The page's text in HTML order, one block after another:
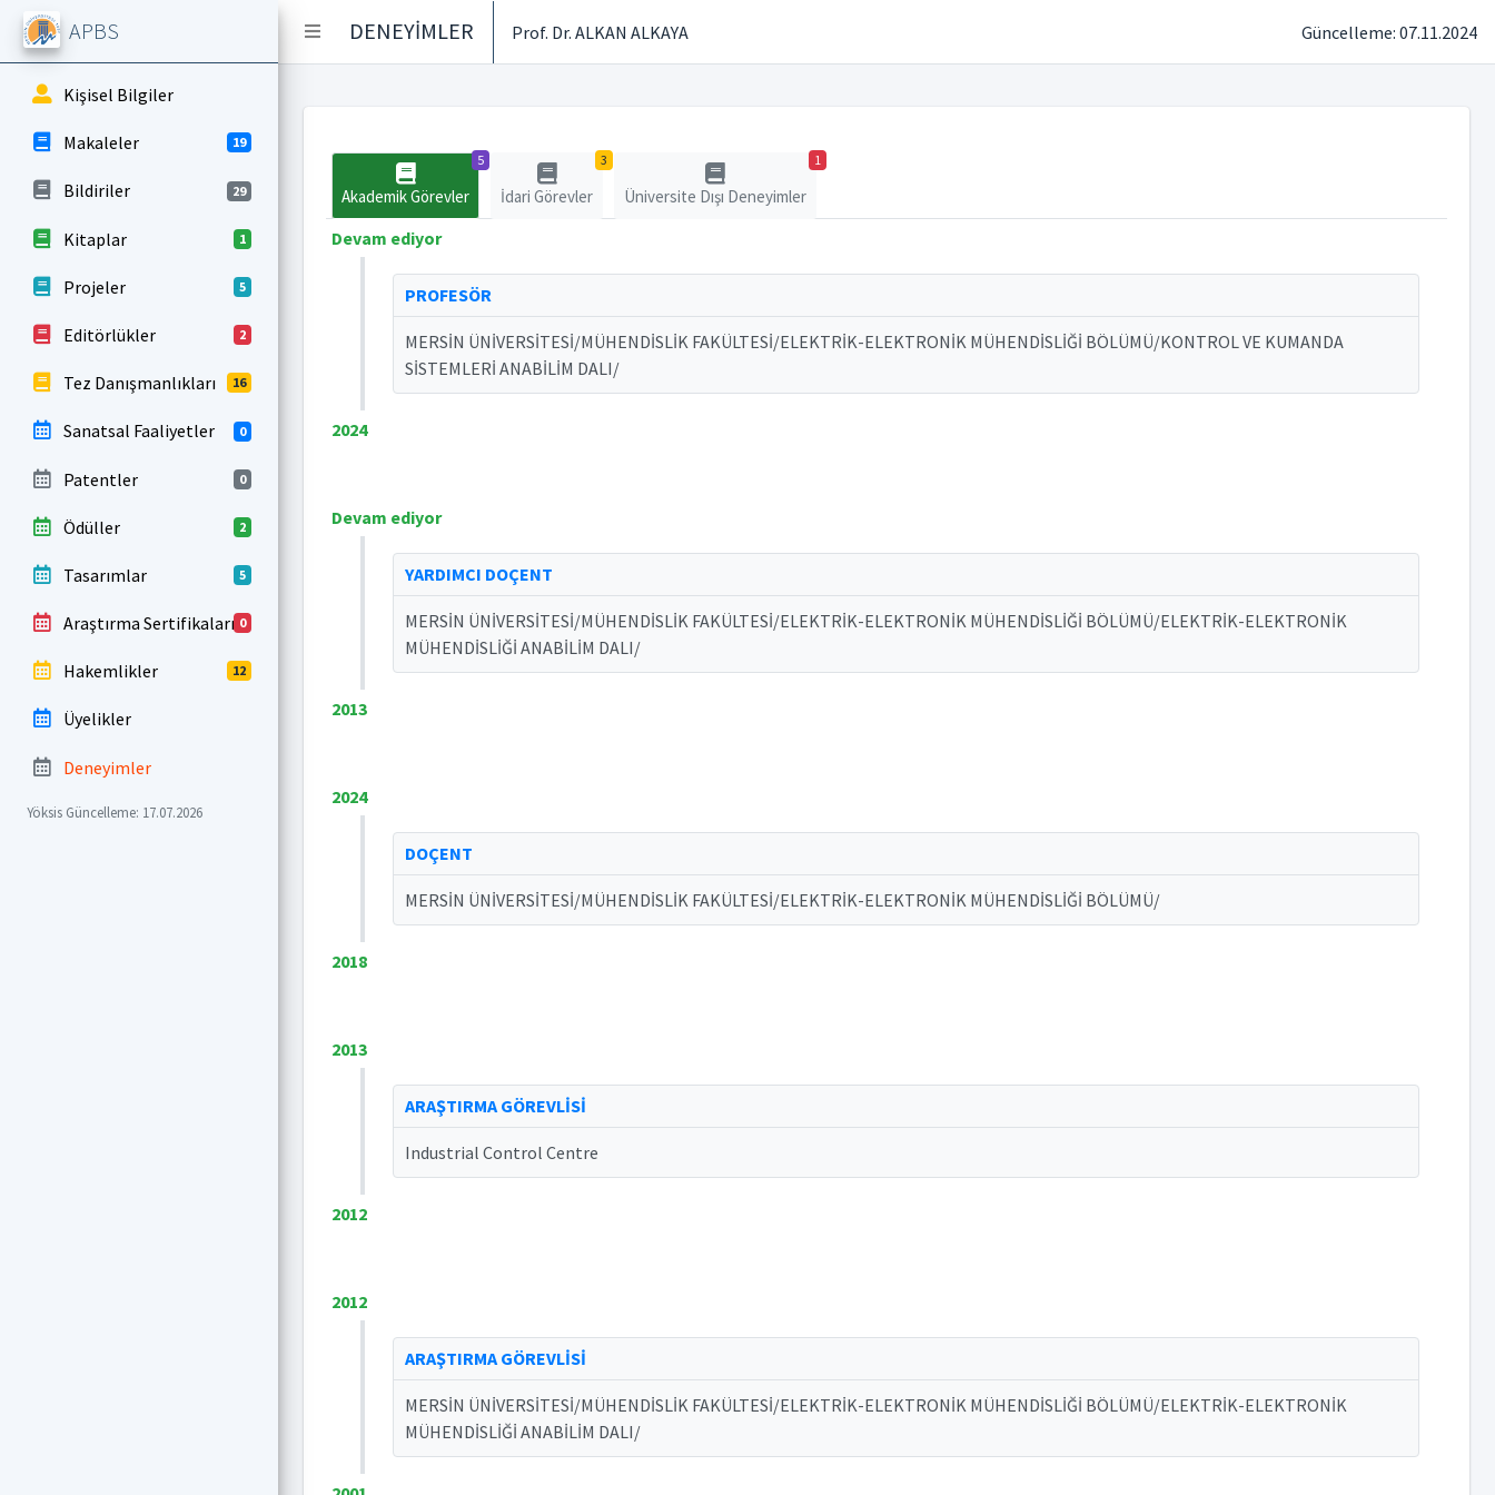
DENEYİMLER Prof. Dr. ALKAN ALKAYA Güncelleme: 07.11.2024
APBS
Kişisel Bilgiler
Makaleler 19
Bildiriler 29
Kitaplar 1
Projeler 5
Editörlükler 2
Tez Danışmanlıkları 16
Sanatsal Faaliyetler 0
Patentler 0
Ödüller 2
Tasarımlar 5
Araştırma Sertifikaları 0
Hakemlikler 12
Üyelikler
Deneyimler
Yöksis Güncelleme: 17.07.2026
5
Akademik Görevler
3
İdari Görevler
1
Üniversite Dışı Deneyimler
Devam ediyor
PROFESÖR
MERSİN ÜNİVERSİTESİ/MÜHENDİSLİK FAKÜLTESİ/ELEKTRİK-ELEKTRONİK MÜHENDİSLİĞİ BÖLÜMÜ/KONTROL VE KUMANDA
SİSTEMLERİ ANABİLİM DALI/
2024
Devam ediyor
YARDIMCI DOÇENT
MERSİN ÜNİVERSİTESİ/MÜHENDİSLİK FAKÜLTESİ/ELEKTRİK-ELEKTRONİK MÜHENDİSLİĞİ BÖLÜMÜ/ELEKTRİK-ELEKTRONİK
MÜHENDİSLİĞİ ANABİLİM DALI/
2013
2024
DOÇENT
MERSİN ÜNİVERSİTESİ/MÜHENDİSLİK FAKÜLTESİ/ELEKTRİK-ELEKTRONİK MÜHENDİSLİĞİ BÖLÜMÜ/
2018
2013
ARAŞTIRMA GÖREVLİSİ
Industrial Control Centre
2012
2012
ARAŞTIRMA GÖREVLİSİ
MERSİN ÜNİVERSİTESİ/MÜHENDİSLİK FAKÜLTESİ/ELEKTRİK-ELEKTRONİK MÜHENDİSLİĞİ BÖLÜMÜ/ELEKTRİK-ELEKTRONİK
MÜHENDİSLİĞİ ANABİLİM DALI/